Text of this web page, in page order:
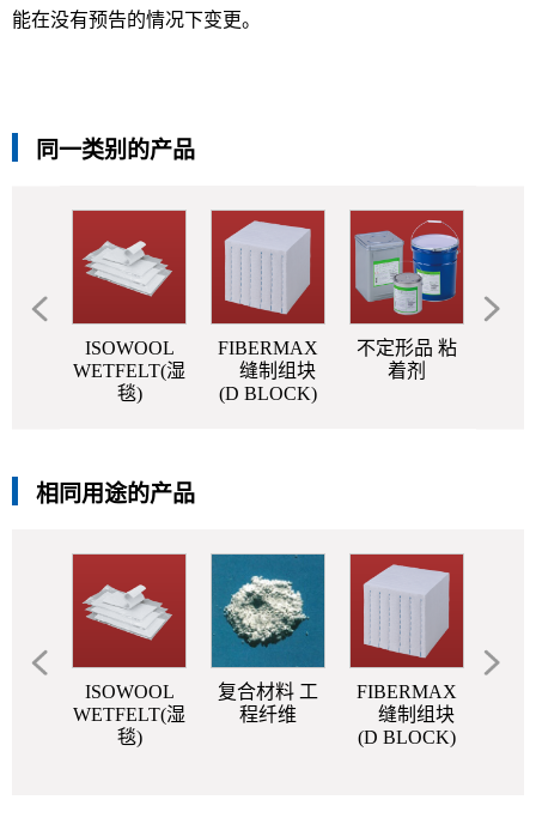
能在没有预告的情况下变更。
同一类别的产品
ISOWOOL
WETFELT(湿
毯)
FIBERMAX
缝制组块
(D BLOCK)
不定形品 粘
着剂
相同用途的产品
ISOWOOL
WETFELT(湿
毯)
复合材料 工
程纤维
FIBERMAX
缝制组块
(D BLOCK)